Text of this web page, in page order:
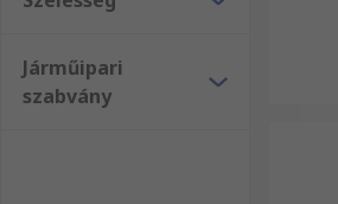
Járműipari
szabvány